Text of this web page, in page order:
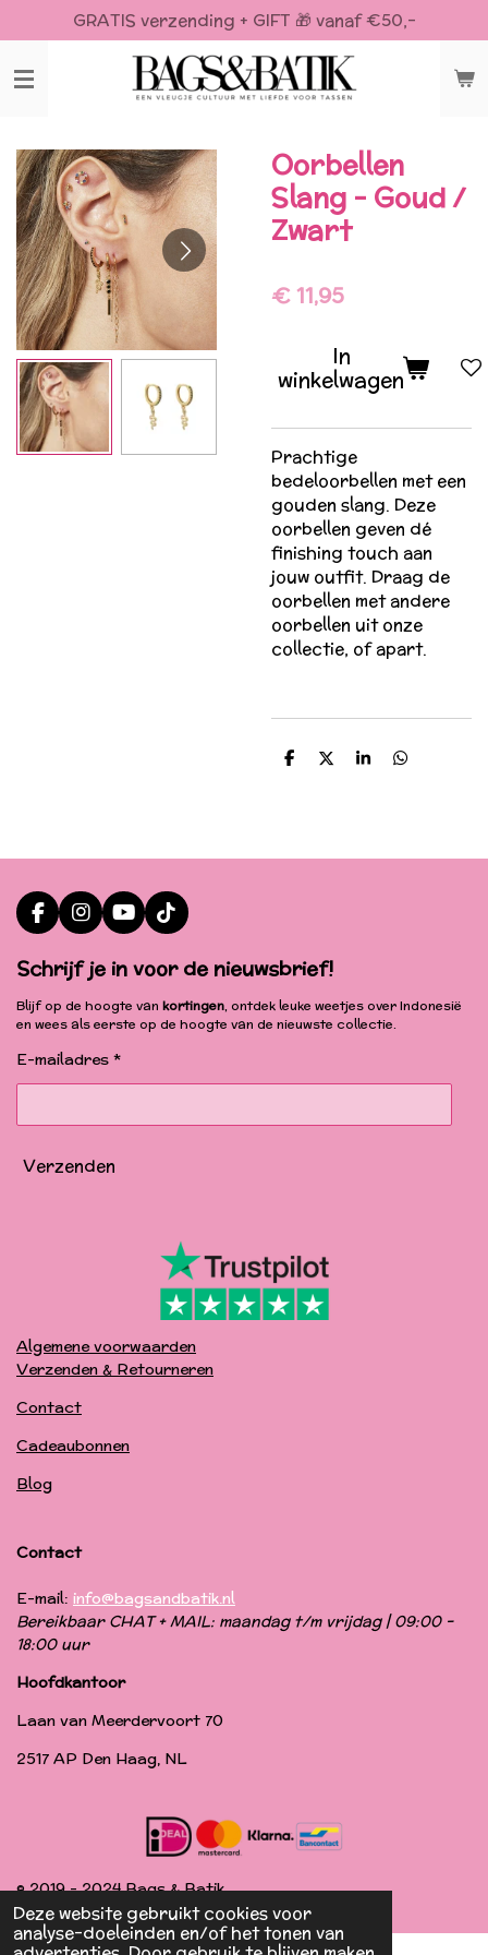
Deze website gebruikt cookies voor
analyse-doeleinden en/of het tonen van
direct
naar
de
GRATIS verzending + GIFT 🎁 vanaf €50,-
Oorbellen
Slang - Goud /
Zwart
€ 11,95
In
winkelwagen
Prachtige
bedeloorbellen met een
gouden slang. Deze
oorbellen geven dé
finishing touch aan
jouw outfit. Draag de
oorbellen met andere
oorbellen uit onze
collectie, of apart.
D D S D
F
a
c
e
b
o
k
I
n
s
t
a
g
a
Y
o
u
T
u
b
T
i
k
T
o
k
Schrijf je in voor de nieuwsbrief!
Blijf op de hoogte van kortingen, ontdek leuke weetjes over Indonesië
en wees als eerste op de hoogte van de nieuwste collectie.
E-mailadres *
Verzenden
Algemene voorwaarden
Verzenden & Retourneren
Contact
Cadeaubonnen
Blog
Contact
E-mail: info@bagsandbatik.nl
Bereikbaar CHAT + MAIL: maandag t/m vrijdag | 09:00 -
18:00 uur
Hoofdkantoor
Laan van Meerdervoort 70
2517 AP Den Haag, NL
© 2019 - 2024 Bags & Batik